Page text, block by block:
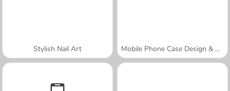
Stylish Nail Art Mobile Phone Case Design & DIY